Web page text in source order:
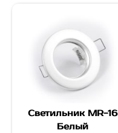
Светильник MR-16
Белый